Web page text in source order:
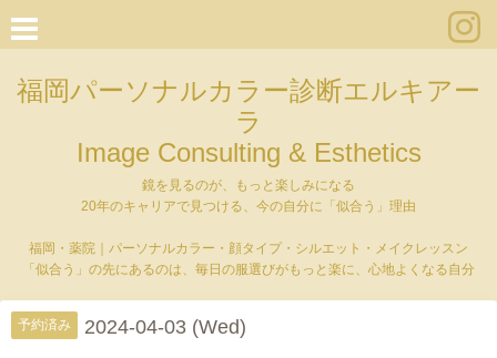
福岡パーソナルカラー診断エルキアー
ラ
Image Consulting & Esthetics
鏡を見るのが、もっと楽しみになる
20年のキャリアで見つける、今の自分に「似合う」理由
福岡・薬院｜パーソナルカラー・顔タイプ・シルエット・メイクレッスン
「似合う」の先にあるのは、毎日の服選びがもっと楽に、心地よくなる自分
予約済み 2024-04-03 (Wed)